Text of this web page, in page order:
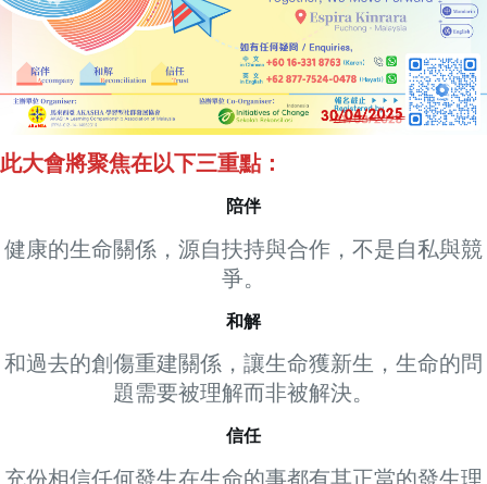
此大會將聚焦在以下三重點：
陪伴
健康的生命關係，源自扶持與合作，不是自私與競
爭。
和解
和過去的創傷重建關係，讓生命獲新生，生命的問
題需要被理解而非被解決。
信任
充份相信任何發生在生命的事都有其正當的發生理